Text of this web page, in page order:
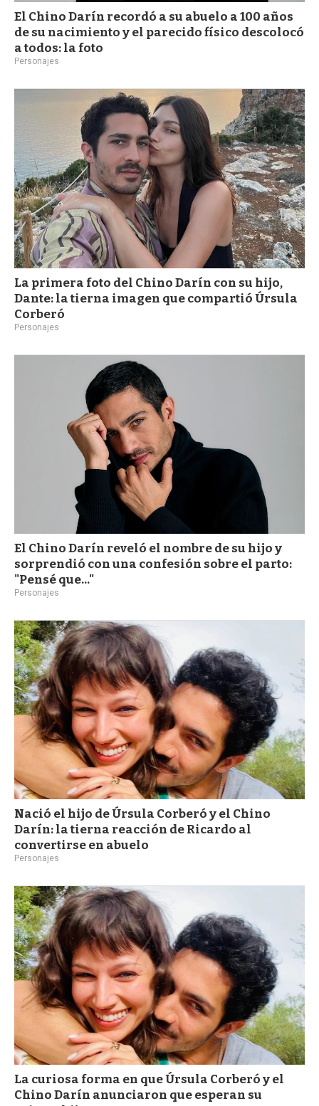
El Chino Darín recordó a su abuelo a 100 años
de su nacimiento y el parecido físico descolocó
a todos: la foto
Personajes
La primera foto del Chino Darín con su hijo,
Dante: la tierna imagen que compartió Úrsula
Corberó
Personajes
El Chino Darín reveló el nombre de su hijo y
sorprendió con una confesión sobre el parto:
"Pensé que..."
Personajes
Nació el hijo de Úrsula Corberó y el Chino
Darín: la tierna reacción de Ricardo al
convertirse en abuelo
Personajes
La curiosa forma en que Úrsula Corberó y el
Chino Darín anunciaron que esperan su